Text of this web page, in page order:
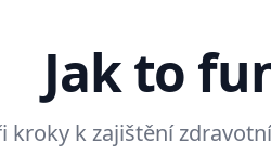
Jak to
kroky k zajištění